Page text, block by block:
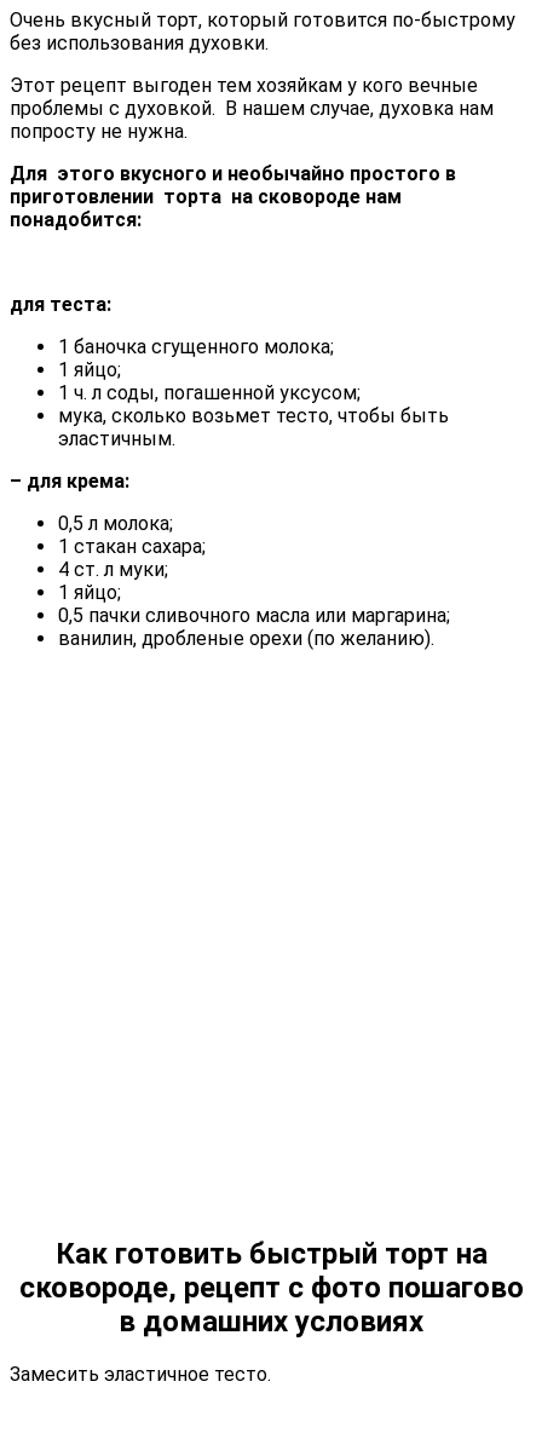
Очень вкусный торт, который готовится по-быстрому
без использования духовки.
Этот рецепт выгоден тем хозяйкам у кого вечные
проблемы с духовкой. В нашем случае, духовка нам
попросту не нужна.
Для этого вкусного и необычайно простого в
приготовлении торта на сковороде нам
понадобится:
для теста:
1 баночка сгущенного молока;
1 яйцо;
1 ч. л соды, погашенной уксусом;
мука, сколько возьмет тесто, чтобы быть
эластичным.
– для крема:
0,5 л молока;
1 стакан сахара;
4 ст. л муки;
1 яйцо;
0,5 пачки сливочного масла или маргарина;
ванилин, дробленые орехи (по желанию).
Как готовить быстрый торт на
сковороде, рецепт с фото пошагово
в домашних условиях
Замесить эластичное тесто.